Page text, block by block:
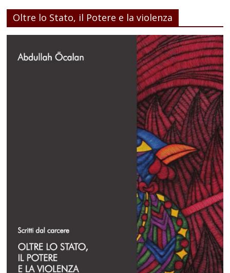
Oltre lo Stato, il Potere e la violenza